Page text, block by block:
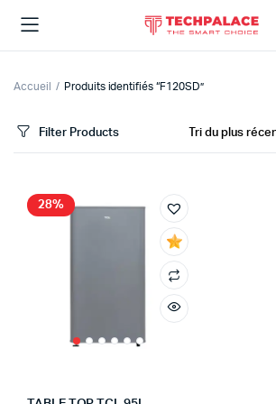
Accueil Produits identifiés “F120SD”
Filter Products
28%